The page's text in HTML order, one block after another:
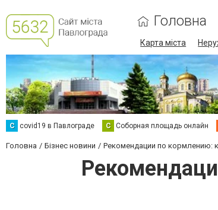
Головна
Карта міста
C covid19 в Павлограде С Соборная площадь онлайн
Головна Бізнес новини Рекомендации по кормлению: